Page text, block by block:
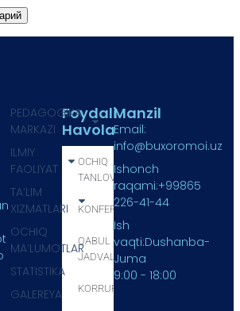
Foydali
Havola
OCHIQ
TANLOV
KONFERENSIYA
QABUL
JADVALI
KORRUPSIYA
PEDAGOGIKA
MARKAZI
ILMIY
FAOLIYAT
TA’LIM
XIZMATLARI
OCHIQ
MA’LUMOTLAR
STATISTIKA
GALEREYA
Manzil
Email:
info@buxoromoi.uz
Ishonch
raqami:+99865
226-41-44
Ish
vaqti:Dushanba-
Juma
9:00 - 18:00